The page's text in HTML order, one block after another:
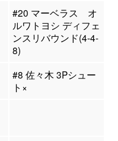
#20 マーベラス オ
ルワトヨシ ディフェ
ンスリバウンド(4-4-
8)
#8 佐々木 3Pシュー
ト×